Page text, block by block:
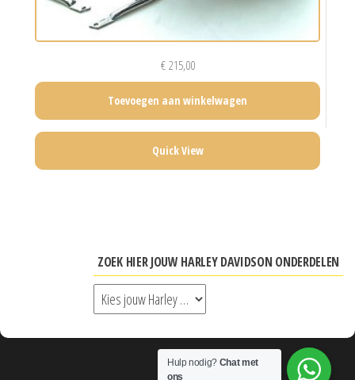
€215,00
Toevoegen aan winkelwagen
Quick View
ZOEK HIER JOUW HARLEY DAVIDSON ONDERDELEN
Hulp nodig? Chat met
ons